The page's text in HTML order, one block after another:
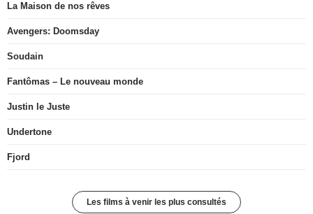
La Maison de nos rêves
Avengers: Doomsday
Soudain
Fantômas – Le nouveau monde
Justin le Juste
Undertone
Fjord
Les films à venir les plus consultés